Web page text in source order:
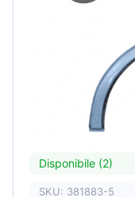
Disponibile (2)
SKU: 381883-5